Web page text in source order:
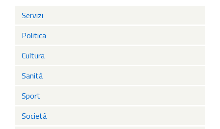
Servizi
Politica
Cultura
Sanità
Sport
Società